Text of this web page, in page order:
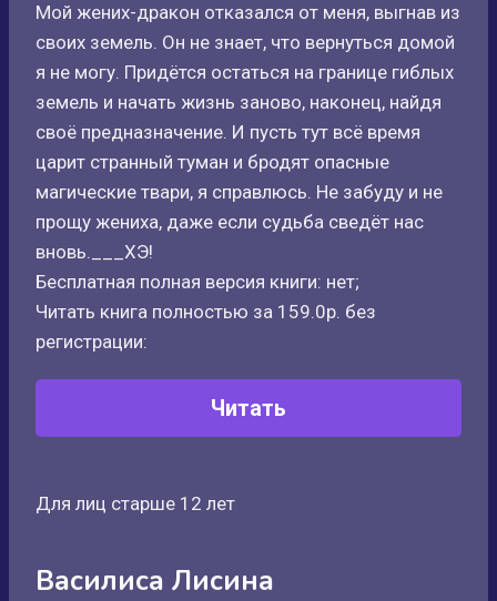
Мой жених-дракон отказался от меня, выгнав из
своих земель. Он не знает, что вернуться домой
я не могу. Придётся остаться на границе гиблых
земель и начать жизнь заново, наконец, найдя
своё предназначение. И пусть тут всё время
царит странный туман и бродят опасные
магические твари, я справлюсь. Не забуду и не
прощу жениха, даже если судьба сведёт нас
вновь.___ХЭ!
Бесплатная полная версия книги: нет;
Читать книга полностью за 159.0р. без
регистрации:
Читать
Для лиц старше 12 лет
Василиса Лисина